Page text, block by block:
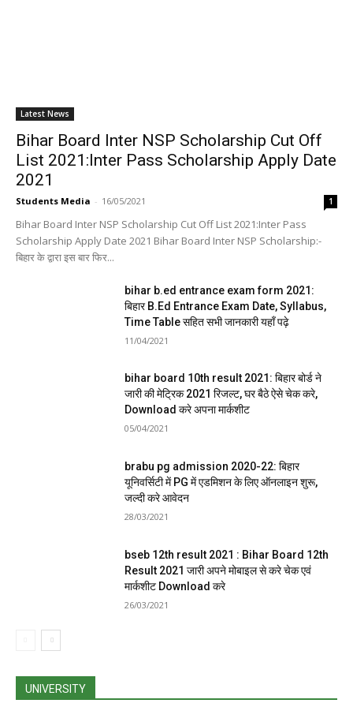
Latest News
Bihar Board Inter NSP Scholarship Cut Off
List 2021:Inter Pass Scholarship Apply Date
2021
Students Media - 16/05/2021 1
Bihar Board Inter NSP Scholarship Cut Off List 2021:Inter Pass
Scholarship Apply Date 2021 Bihar Board Inter NSP Scholarship:-
बिहार के द्वारा इस बार फिर...
bihar b.ed entrance exam form 2021:
बिहार B.Ed Entrance Exam Date, Syllabus,
Time Table सहित सभी जानकारी यहाँ पढ़े
11/04/2021
bihar board 10th result 2021: बिहार बोर्ड ने
जारी की मेट्रिक 2021 रिजल्ट, घर बैठे ऐसे चेक करे,
Download करे अपना मार्कशीट
05/04/2021
brabu pg admission 2020-22: बिहार
यूनिवर्सिटी में PG में एडमिशन के लिए ऑनलाइन शुरू,
जल्दी करे आवेदन
28/03/2021
bseb 12th result 2021 : Bihar Board 12th
Result 2021 जारी अपने मोबाइल से करे चेक एवं
मार्कशीट Download करे
26/03/2021
UNIVERSITY